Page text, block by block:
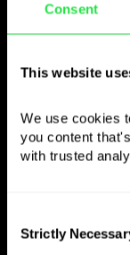
Consent
This website
We use cookies
you content
with trusted
Selection
Strictly
Brug
valuta
Send
hæv i